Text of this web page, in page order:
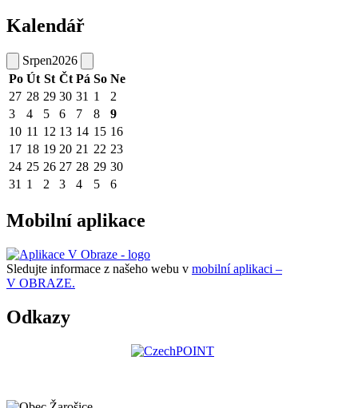
Kalendář
Srpen2026
Po Út St Čt Pá So Ne
27 28 29 30 31 1
2
3
4 5 6 7 8
9
10 11 12 13 14 15 16
17 18 19 20 21 22 23
24 25 26 27 28 29 30
31 1 2 3 4 5 6
Mobilní aplikace
Sledujte informace z našeho webu v mobilní aplikaci –
V OBRAZE.
Odkazy